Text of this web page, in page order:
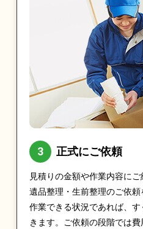
正式にご依頼
見積りの金額や作業内容に
遺品整理・生前整理のご依
作業できる状況であれば、
きます。ご依頼の段階では